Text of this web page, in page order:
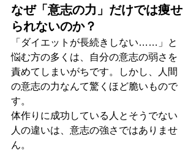
なぜ「意志の力」だけでは痩せ
られないのか？
「ダイエットが長続きしない……」と
悩む方の多くは、自分の意志の弱さを
責めてしまいがちです。しかし、人間
の意志の力なんて驚くほど脆いもので
す。
体作りに成功している人とそうでない
人の違いは、意志の強さではありませ
ん。